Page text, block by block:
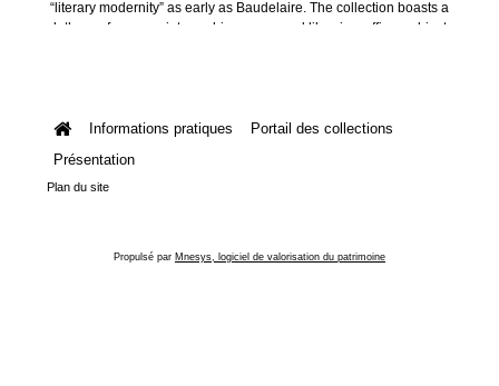
“literary modernity” as early as Baudelaire. The collection boasts a
plethora of manuscripts, archives, personal libraries, offices, objects
Informations pratiques
Portail des collections
Présentation
Plan du site
Propulsé par Mnesys, logiciel de valorisation du patrimoine